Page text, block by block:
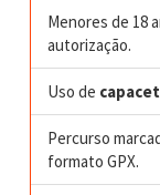
Menores de 18
autorização.
Uso de
Percurso
formato GPX.